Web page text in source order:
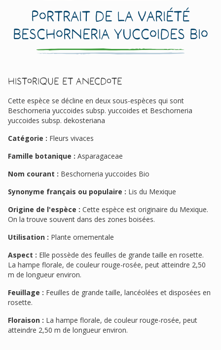
Portrait de la variété
Beschorneria yuccoides Bio
Historique et anecdote
Cette espèce se décline en deux sous-espèces qui sont
Beschorneria yuccoides subsp. yuccoides et Beschorneria
yuccoides subsp. dekosteriana
Catégorie : Fleurs vivaces
Famille botanique : Asparagaceae
Nom courant : Beschorneria yuccoides Bio
Synonyme français ou populaire : Lis du Mexique
Origine de l'espèce : Cette espèce est originaire du Mexique.
On la trouve souvent dans des zones boisées.
Utilisation : Plante ornementale
Aspect : Elle possède des feuilles de grande taille en rosette.
La hampe florale, de couleur rouge-rosée, peut atteindre 2,50
m de longueur environ.
Feuillage : Feuilles de grande taille, lancéolées et disposées en
rosette.
Floraison : La hampe florale, de couleur rouge-rosée, peut
atteindre 2,50 m de longueur environ.